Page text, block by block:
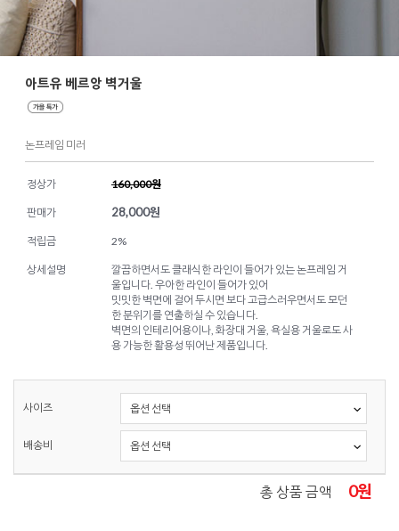
아트유 베르앙 벽거울
논프레임 미러
정상가 160,000원
판매가 28,000원
적립금 2%
상세설명
깔끔하면서도 클래식한 라인이 들어가 있는 논프레임 거
울입니다. 우아한 라인이 들어가 있어
밋밋한 벽면에 걸어 두시면 보다 고급스러우면서도 모던
한 분위기를 연출하실 수 있습니다.
벽면의 인테리어용이나, 화장대 거울, 욕실용 거울로도 사
용 가능한 활용성 뛰어난 제품입니다.
사이즈
배송비
총 상품 금액 0원